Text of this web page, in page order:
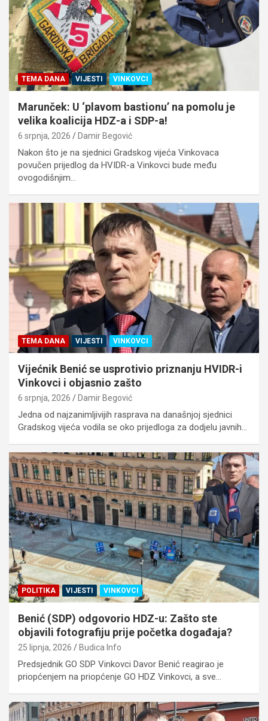
TEMA DANA VIJESTI VINKOVCI
Marunček: U ‘plavom bastionu’ na pomolu je
velika koalicija HDZ-a i SDP-a!
6 srpnja, 2026 Damir Begović
Nakon što je na sjednici Gradskog vijeća Vinkovaca
povučen prijedlog da HVIDR-a Vinkovci bude među
ovogodišnjim…
TEMA DANA VIJESTI VINKOVCI
Vijećnik Benić se usprotivio priznanju HVIDR-i
Vinkovci i objasnio zašto
6 srpnja, 2026 Damir Begović
Jedna od najzanimljivijih rasprava na današnjoj sjednici
Gradskog vijeća vodila se oko prijedloga za dodjelu javnih…
POLITIKA VIJESTI VINKOVCI
Benić (SDP) odgovorio HDZ-u: Zašto ste
objavili fotografiju prije početka događaja?
25 lipnja, 2026 Budica Info
Predsjednik GO SDP Vinkovci Davor Benić reagirao je
priopćenjem na priopćenje GO HDZ Vinkovci, a sve…